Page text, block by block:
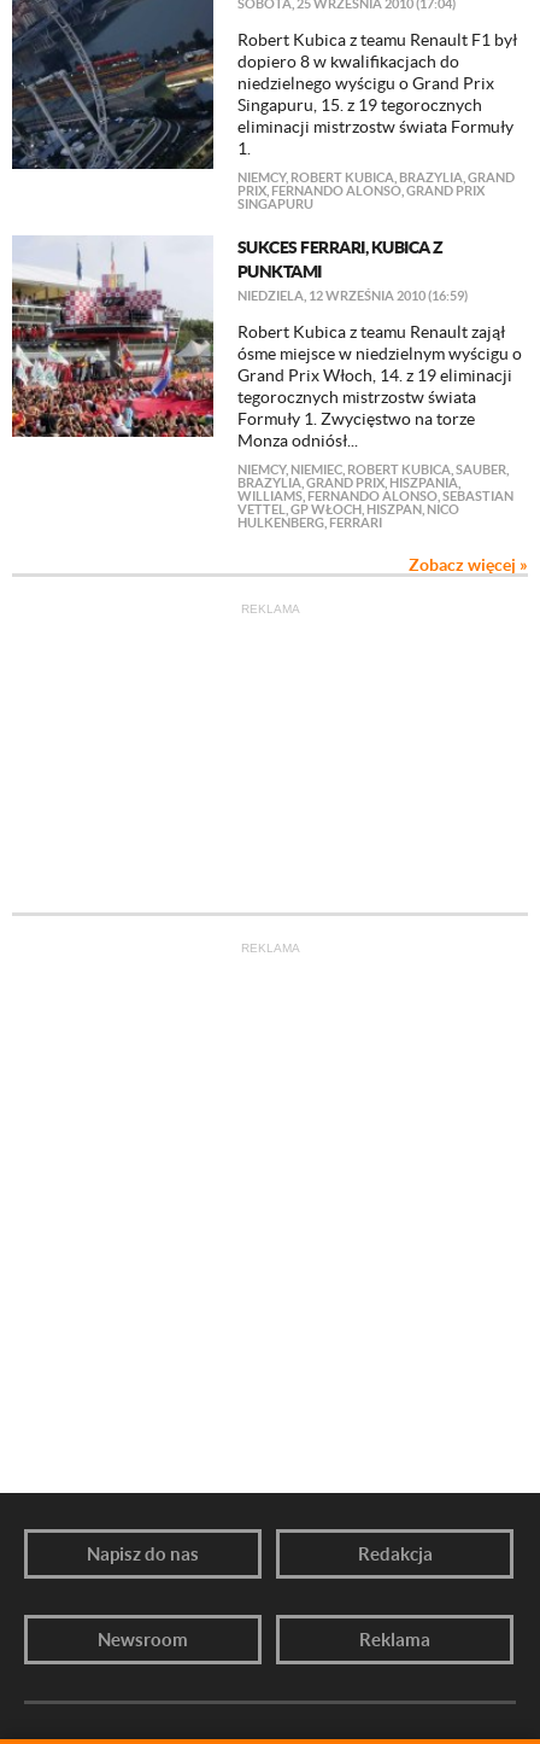
SOBOTA, 25 WRZEŚNIA 2010 (17:04)
Robert Kubica z teamu Renault F1 był
dopiero 8 w kwalifikacjach do
niedzielnego wyścigu o Grand Prix
Singapuru, 15. z 19 tegorocznych
eliminacji mistrzostw świata Formuły
1.
NIEMCY, ROBERT KUBICA BRAZYLIA GRAND
PRIX, FERNANDO ALONSO, GRAND PRIX
SINGAPURU
SUKCES FERRARI, KUBICA Z
PUNKTAMI
NIEDZIELA, 12 WRZEŚNIA 2010 (16:59)
Robert Kubica z teamu Renault zajął
ósme miejsce w niedzielnym wyścigu o
Grand Prix Włoch, 14. z 19 eliminacji
tegorocznych mistrzostw świata
Formuły 1. Zwycięstwo na torze
Monza odniósł...
NIEMCY, NIEMIEC, ROBERT KUBICA SAUBER,
BRAZYLIA GRAND PRIX, HISZPANIA
WILLIAMS, FERNANDO ALONSO, SEBASTIAN
VETTEL GP WŁOCH, HISZPAN, NICO
HULKENBERG, FERRARI
Zobacz więcej »
REKLAMA
REKLAMA
Napisz do nas Redakcja
Newsroom Reklama